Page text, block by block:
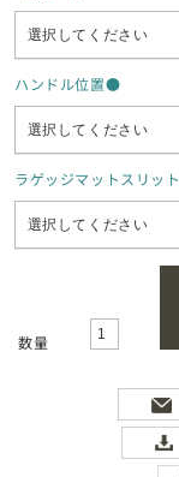
ハンドル位置●
ラゲッジマットスリッ
数量